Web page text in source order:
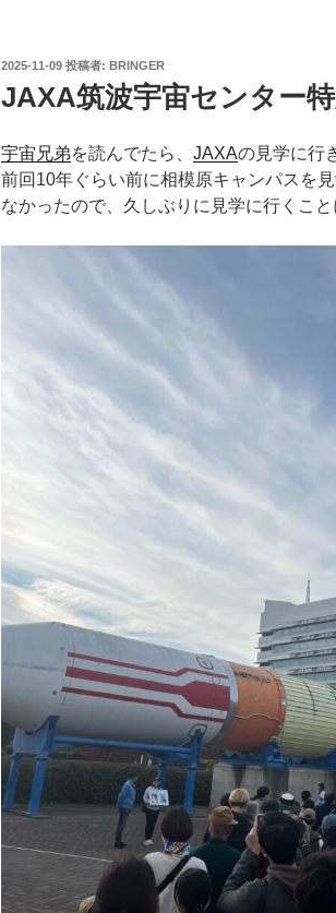
投
日:
2025-11-09 投稿者: BRINGER
JAXA筑波宇宙センター特
宇宙兄弟を読んでたら、 JAXAの見学に行
前回10年ぐらい前に相模原キャンパスを
なかったので、久しぶりに見学に行くこと